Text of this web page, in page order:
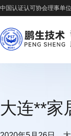
中国认证认可协会理事单位
大连**家